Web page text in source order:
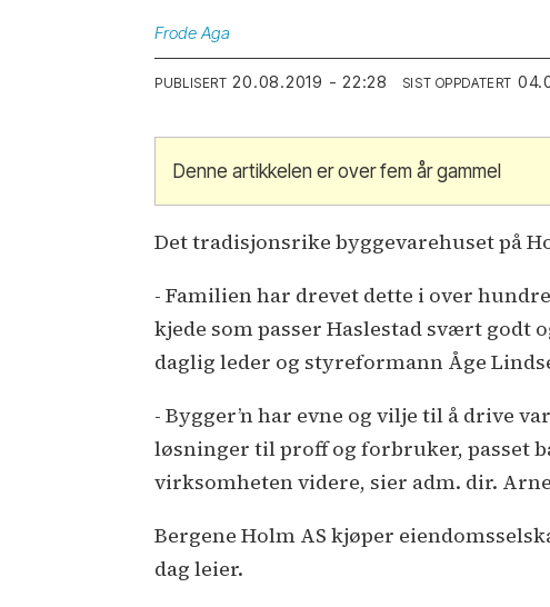
Frode Aga
PUBLISERT 20.08.2019 - 22:28 SIST OPPDATERT
Denne artikkelen er over fem år gammel
Det tradisjonsrike byggevarehuset på
- Familien har drevet dette i over
kjede som passer Haslestad svært godt
daglig leder og styreformann Åge
- Bygger’n har evne og vilje til å drive
løsninger til proff og forbruker, passet
virksomheten videre, sier adm. dir.
Bergene Holm AS kjøper
dag leier.